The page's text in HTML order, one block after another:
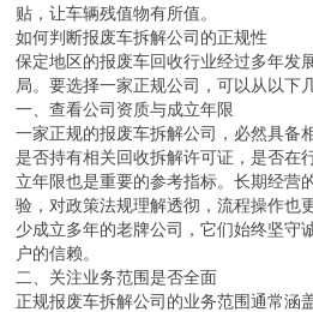
贴，让车辆残值物有所值。
如何判断报废车拆解公司的正规性
保定地区的报废车回收行业经过多年发
局。要选择一家正规公司，可以从以下
一、查看公司资质与成立年限
一家正规的报废车拆解公司，必然具备
是否持有相关回收拆解许可证，是否在
立年限也是重要的参考指标。长期经营
验，对政策法规理解透彻，流程操作也
少成立多年的老牌公司，它们始终坚守
户的信赖。
二、关注业务范围是否全面
正规报废车拆解公司的业务范围通常涵